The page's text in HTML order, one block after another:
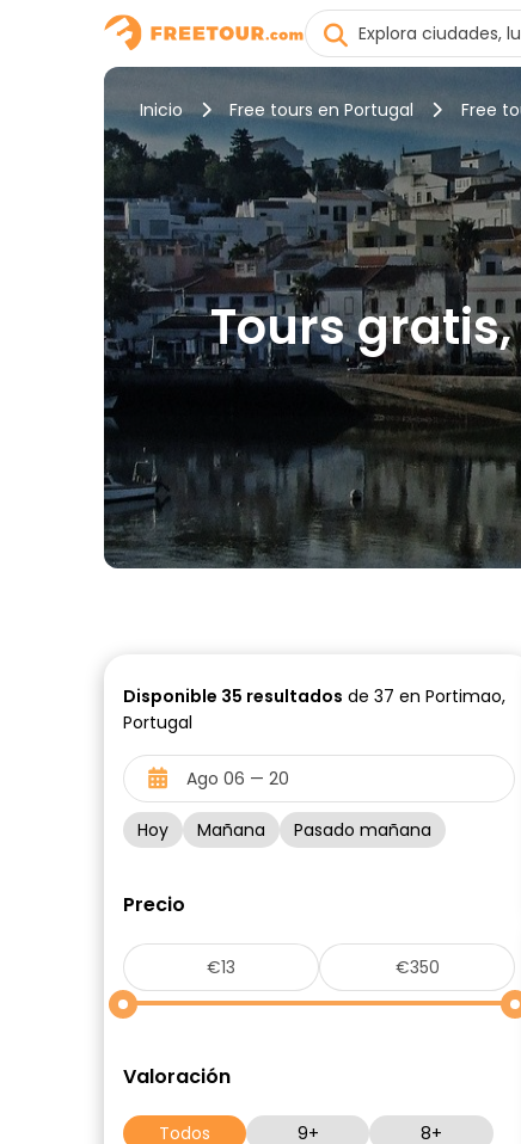
Inicio Free tours en Portugal Free
Tours
Disponible 35 resultados de 37 en Portimao,
Portugal
Hoy Mañana Pasado mañana
Precio
Valoración
Todos 9+
8+